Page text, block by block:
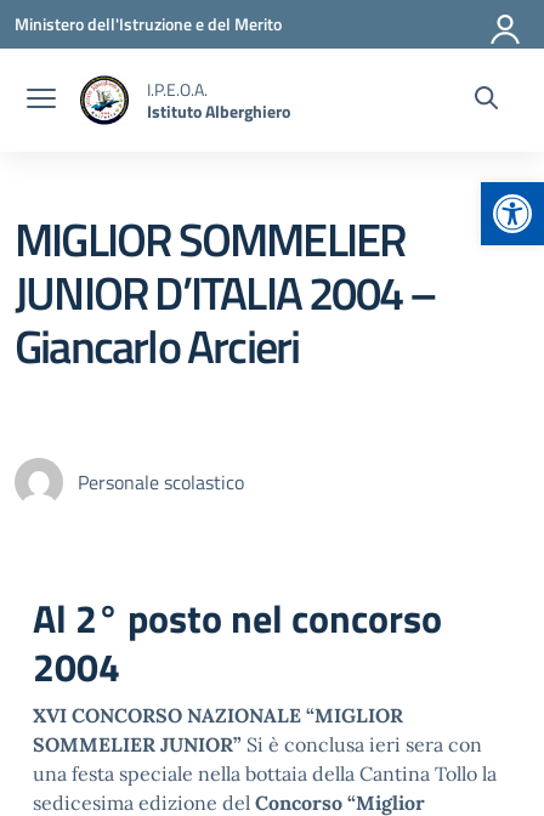
Vai ai contenuti
Vai al menu di navigazione
Vai al footer
Ministero dell'Istruzione e del Merito
I.P.E.O.A.
Istituto Alberghiero
MIGLIOR SOMMELIER
JUNIOR D’ITALIA 2004 –
Giancarlo Arcieri
Personale scolastico
Al 2° posto nel concorso
2004
XVI CONCORSO NAZIONALE “MIGLIOR
SOMMELIER JUNIOR” Si è conclusa ieri sera con
una festa speciale nella bottaia della Cantina Tollo la
sedicesima edizione del Concorso “Miglior